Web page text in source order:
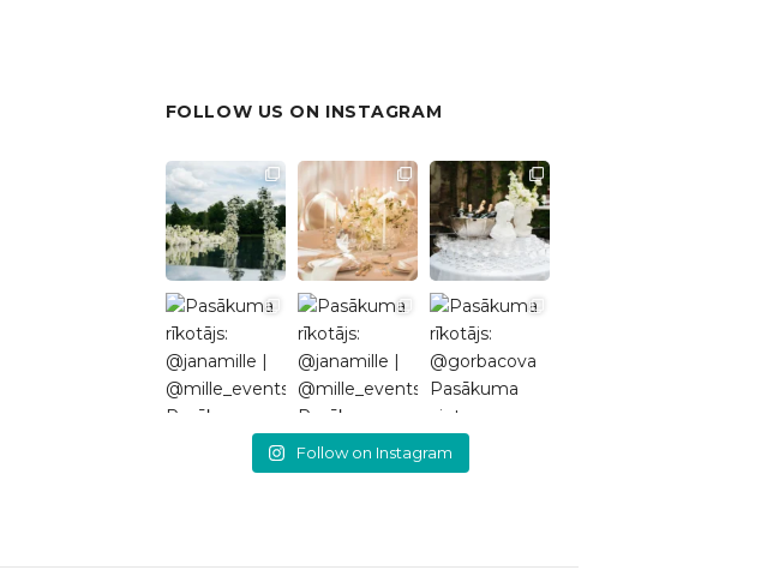
FOLLOW US ON INSTAGRAM
Follow on Instagram